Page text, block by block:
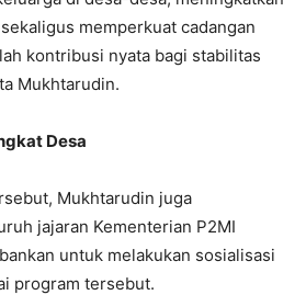
memperkuat cadangan
kontribusi nyata bagi stabilitas
Mukhtarudin.
Desa
Mukhtarudin juga
jajaran Kementerian P2MI
untuk melakukan sosialisasi
program tersebut.